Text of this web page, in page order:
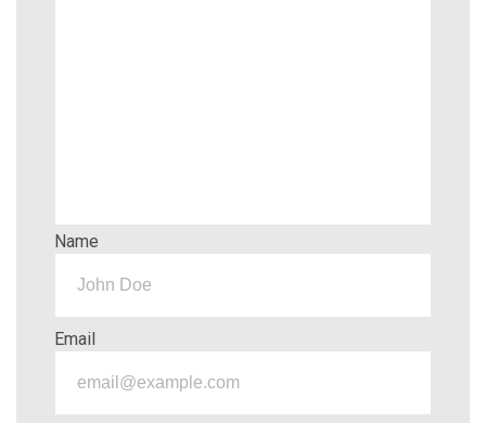
Name
Email